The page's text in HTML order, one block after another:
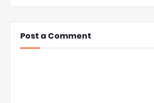
Post a Comment